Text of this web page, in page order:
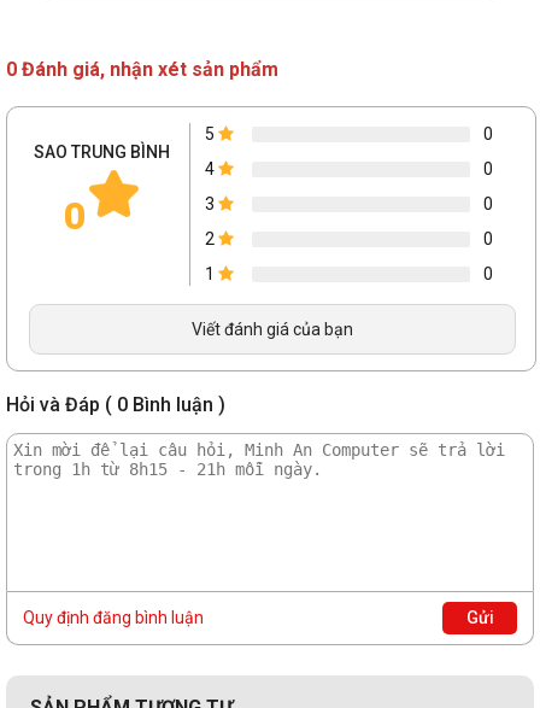
Loại RAM DDR5
Tốc độ Bus RAM 5600
Số khe cắm
Dung lượng 1TB SSD M.2 2242 PCIe® 4.0x4 NVMe®
Tốc độ vòng quay
rộng
• M.2 2242 SSD up to 1TB
Ổ đĩa quang
0 Đánh giá, nhận xét sản phẩm
SAO TRUNG BÌNH
0
5
0
4
0
3
0
2
0
1
0
Viết đánh giá của bạn
Hỏi và Đáp ( 0 Bình luận )
Quy định đăng bình luận Gửi